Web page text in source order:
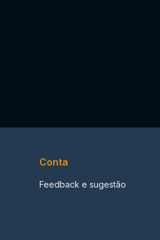
Conta
Feedback e sugestão